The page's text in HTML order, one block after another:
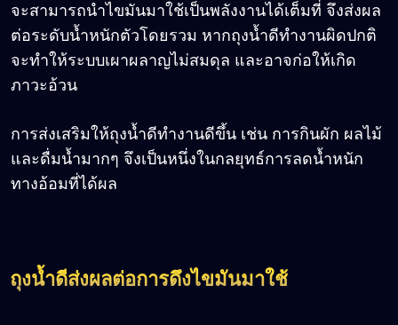
จะสามารถนำไขมันมาใช้เป็นพลังงานได้เต็มที่ จึงส่งผล
ต่อระดับน้ำหนักตัวโดยรวม หากถุงน้ำดีทำงานผิดปกติ
จะทำให้ระบบเผาผลาญไม่สมดุล และอาจก่อให้เกิด
ภาวะอ้วน
การส่งเสริมให้ถุงน้ำดีทำงานดีขึ้น เช่น การกินผัก ผลไม้
และดื่มน้ำมากๆ จึงเป็นหนึ่งในกลยุทธ์การลดน้ำหนัก
ทางอ้อมที่ได้ผล
ถุงน้ำดีส่งผลต่อการดึงไขมันมาใช้